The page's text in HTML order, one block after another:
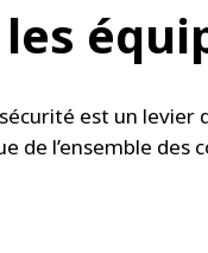
est un
de l’ensemble